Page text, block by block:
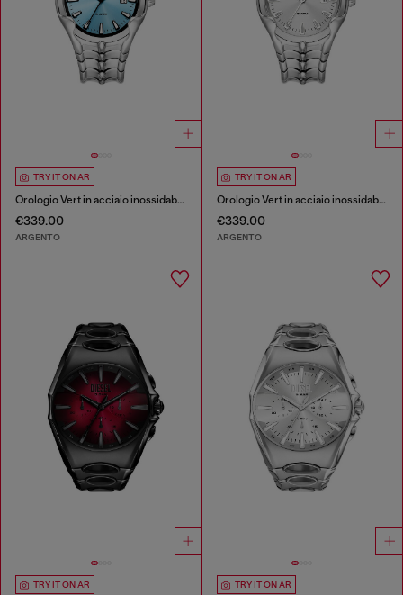
TRY IT ON AR
Orologio Vert in acciaio inossidabile
€339.00
ARGENTO
TRY IT ON AR
Orologio Vert in acciaio inossidabile
€339.00
ARGENTO
TRY IT ON AR TRY IT ON AR